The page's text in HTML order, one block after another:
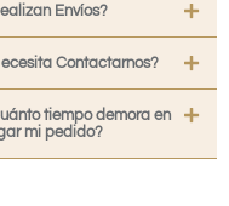
Envíos?
Contactarnos?
tiempo demora en
mi pedido?